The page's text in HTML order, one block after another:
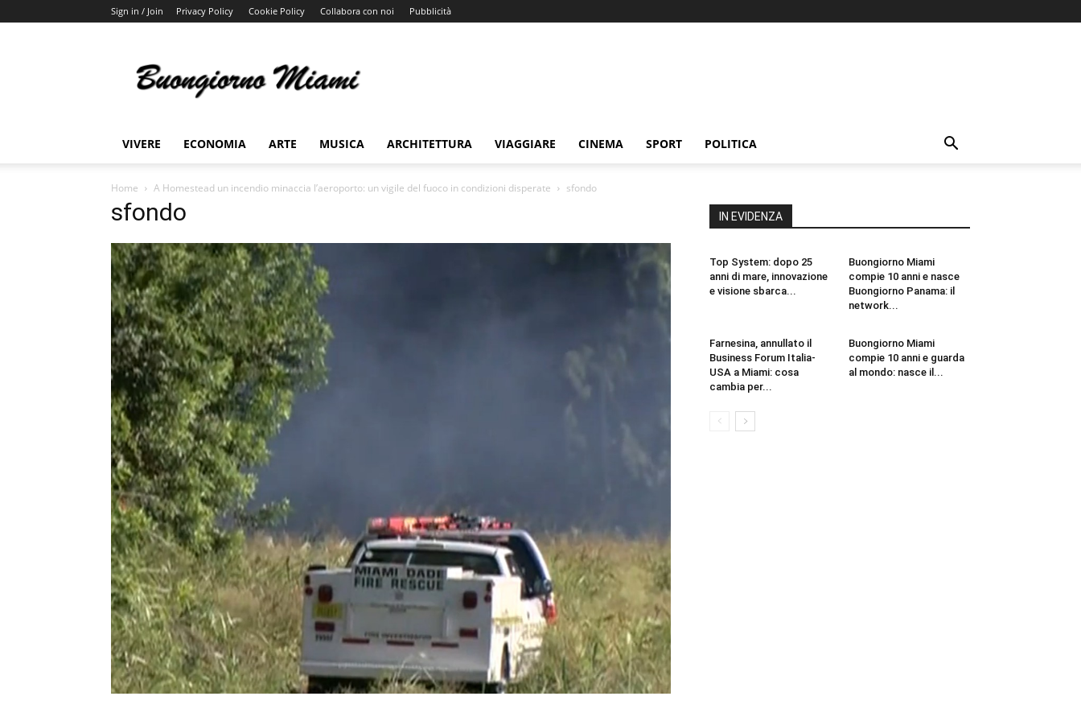
Sign in / Join Privacy Policy Cookie Policy Collabora con noi Pubblicità
Miami
VIVERE ECONOMIA ARTE MUSICA ARCHITETTURA VIAGGIARE CINEMA SPORT POLITICA
Home A Homestead un incendio minaccia l’aeroporto: un vigile del fuoco in condizioni disperate sfondo
sfondo IN EVIDENZA
Top System: dopo 25
anni di mare, innovazione
e visione sbarca...
Buongiorno Miami
compie 10 anni e nasce
Buongiorno Panama: il
network...
Farnesina, annullato il
Business Forum Italia-
USA a Miami: cosa
cambia per...
Buongiorno Miami
compie 10 anni e guarda
al mondo: nasce il...